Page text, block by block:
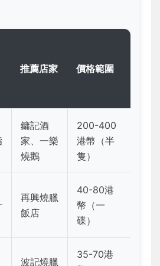
推薦店家 價格範圍
鏞記酒
家、一樂
燒鵝
200-400
港幣（半
隻）
再興燒臘
飯店
40-80港
幣（一
碟）
波記燒臘
35-70港